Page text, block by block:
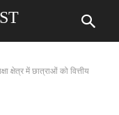
में छात्राओं को वित्तीय